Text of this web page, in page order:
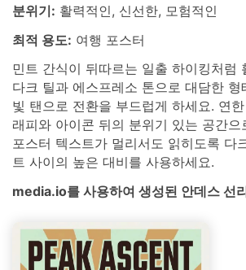
분위기: 활력적인, 신선한, 모험적인
최적 용도: 여행 포스터
민트 간식이 뒤따르는 일출 하이킹처럼
다크 틸과 에스프레소 톤으로 대담한 형
빛 탠으로 전환을 부드럽게 하세요. 연
래피와 아이콘 뒤의 분위기 있는 공간으
포스터 텍스트가 멀리서도 읽히도록 다
트 사이의 높은 대비를 사용하세요.
media.io를 사용하여 생성된 안데스 선